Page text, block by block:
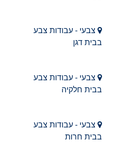
צבעי - עבודות צבע
בבית דגן
צבעי - עבודות צבע
בבית חלקיה
צבעי - עבודות צבע
בבית חרות